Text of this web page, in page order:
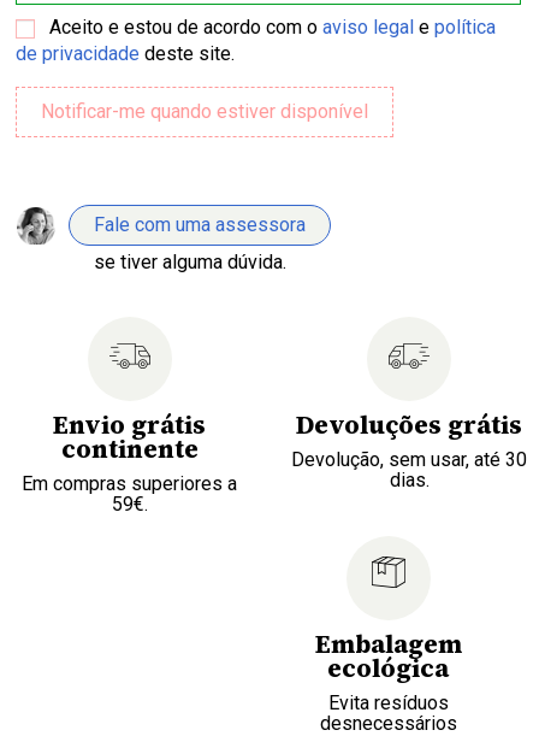
Aceito e estou de acordo com oaviso legal epolítica
de privacidade deste site.
Fale com uma assessora
se tiver alguma dúvida.
Envio grátis
continente
Em compras superiores a
59€.
Devoluções grátis
Devolução, sem usar, até 30
dias.
Embalagem
ecológica
Evita resíduos
desnecessários